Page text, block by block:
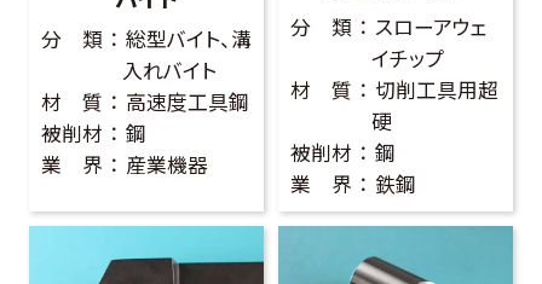
分 類
総型バイト、溝
入れバイト
材 質
高速度工具鋼
被削材
鋼
業 界
産業機器
分 類
スローアウェ
イチップ
材 質
切削工具用超
硬
被削材
鋼
業 界
鉄鋼